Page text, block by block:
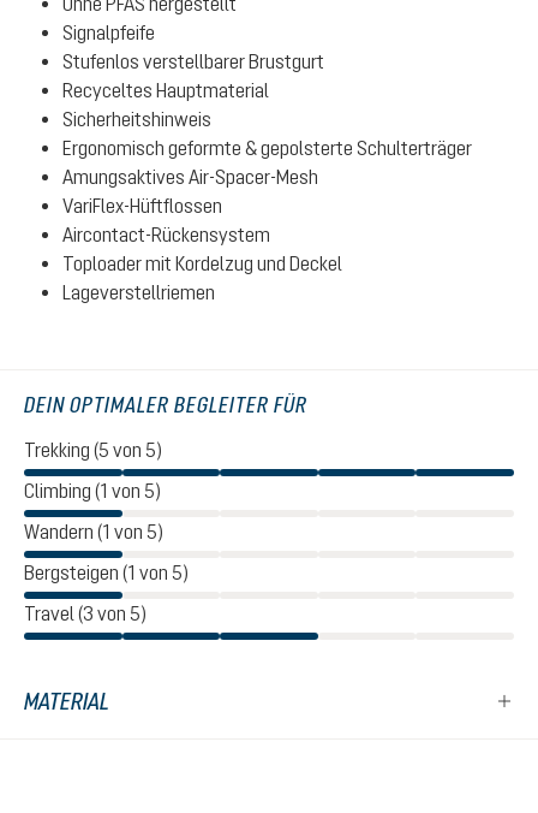
Signalpfeife
Stufenlos verstellbarer Brustgurt
Recyceltes Hauptmaterial
Sicherheitshinweis
Ergonomisch geformte & gepolsterte Schulterträger
Amungsaktives Air-Spacer-Mesh
VariFlex-Hüftflossen
Aircontact-Rückensystem
Toploader mit Kordelzug und Deckel
Lageverstellriemen
DEIN OPTIMALER BEGLEITER FÜR
Trekking (5 von 5)
Climbing (1 von 5)
Wandern (1 von 5)
Bergsteigen (1 von 5)
Travel (3 von 5)
MATERIAL